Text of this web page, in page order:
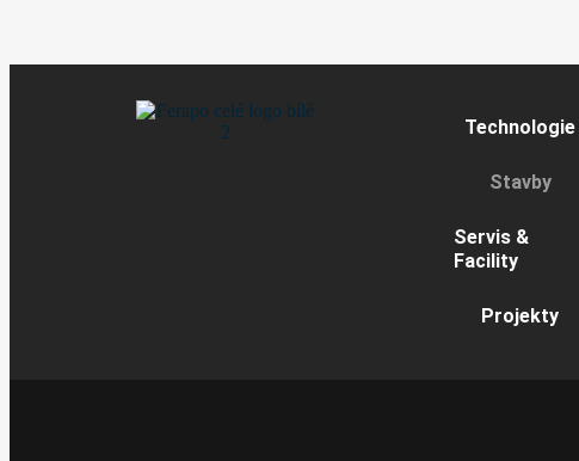
Technologie
Stavby
Servis &
Facility
Projekty